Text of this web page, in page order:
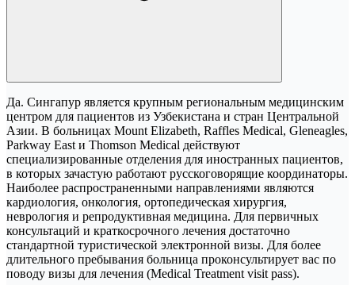
Да. Сингапур является крупным региональным медицинским
центром для пациентов из Узбекистана и стран Центральной
Азии. В больницах Mount Elizabeth, Raffles Medical, Gleneagles,
Parkway East и Thomson Medical действуют
специализированные отделения для иностранных пациентов,
в которых зачастую работают русскоговорящие координаторы.
Наиболее распространенными направлениями являются
кардиология, онкология, ортопедическая хирургия,
неврология и репродуктивная медицина. Для первичных
консультаций и краткосрочного лечения достаточно
стандартной туристической электронной визы. Для более
длительного пребывания больница проконсультирует вас по
поводу визы для лечения (Medical Treatment visit pass).